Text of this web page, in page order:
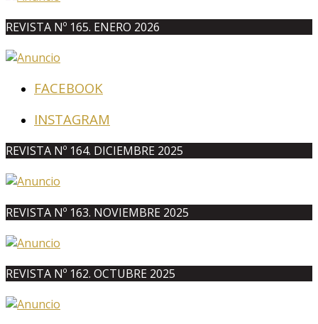
REVISTA Nº 165. ENERO 2026
FACEBOOK
INSTAGRAM
REVISTA Nº 164. DICIEMBRE 2025
REVISTA Nº 163. NOVIEMBRE 2025
REVISTA Nº 162. OCTUBRE 2025